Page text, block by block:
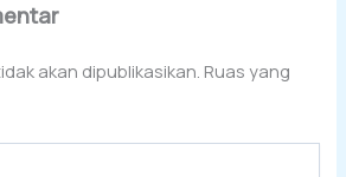
akan dipublikasikan. Ruas yang